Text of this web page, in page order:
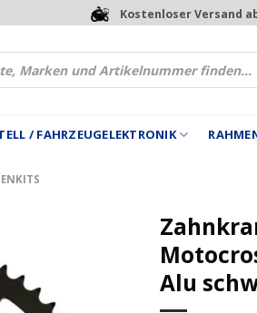
Kostenloser Versand
/ FAHRZEUGELEKTRONIK
Alu